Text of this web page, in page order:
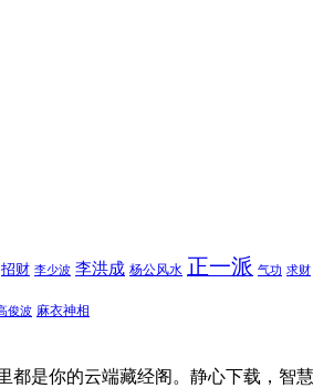
招财 李少波 李洪成 杨公风水 正一派 气功 求财
俊波 麻衣神相
是你的云端藏经阁。静心下载，智